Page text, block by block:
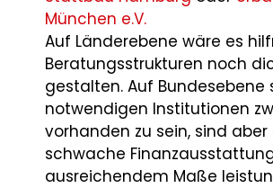
München e.V.
Auf Länderebene wäre es
Beratungsstrukturen noch
gestalten. Auf Bundesebene
notwendigen Institutionen
vorhanden zu sein, sind
schwache
ausreichendem Maße